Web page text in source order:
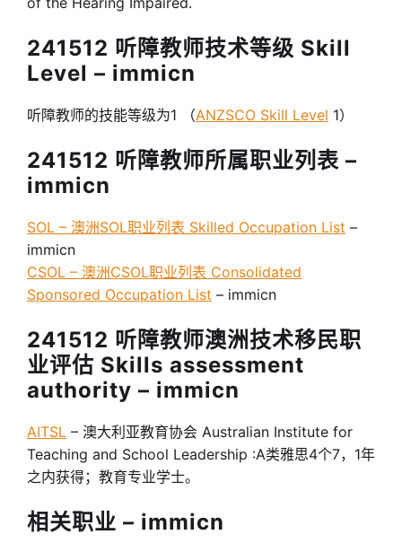
241512 听障教师技术等级 Skill
Level – immicn
听障教师的技能等级为1 （ANZSCO Skill Level 1）
241512 听障教师所属职业列表 –
immicn
SOL – 澳洲SOL职业列表 Skilled Occupation List –
immicn
CSOL – 澳洲CSOL职业列表 Consolidated
Sponsored Occupation List – immicn
241512 听障教师澳洲技术移民职
业评估 Skills assessment
authority – immicn
AITSL – 澳大利亚教育协会 Australian Institute for
Teaching and School Leadership :A类雅思4个7，1年
之内获得；教育专业学士。
相关职业 – immicn